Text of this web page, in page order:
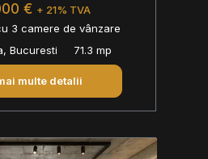
€ + 21% TVA
3 camere de vânzare
Bucuresti
71.3 mp
multe detalii